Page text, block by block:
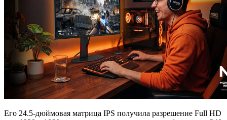
Его 24.5-дюймовая матрица IPS получила разрешение Full HD